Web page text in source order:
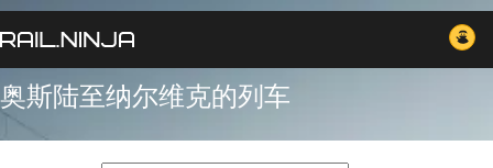
奥斯陆至纳尔维克的列车